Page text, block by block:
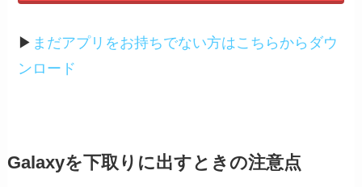
▶︎ まだアプリをお持ちでない方はこちらからダウ
ンロード
Galaxyを下取りに出すときの注意点